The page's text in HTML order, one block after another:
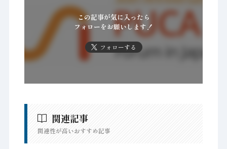
この記事が気に入ったら
フォローをお願いします！
フォローする
関連記事
関連性が高いおすすめ記事